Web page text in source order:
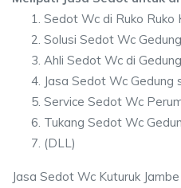
Sedot Wc di Ruko Ruko
Solusi Sedot Wc
Ahli Sedot Wc di
Jasa Sedot Wc Gedung
Service Sedot Wc
Tukang Sedot Wc
(DLL)
Jasa Sedot Wc Kuturuk